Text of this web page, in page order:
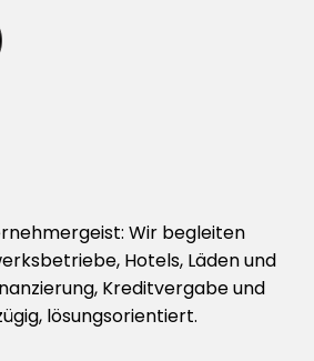
Wir begleiten
Hotels, Läden und
Kreditvergabe und
lösungsorientiert.